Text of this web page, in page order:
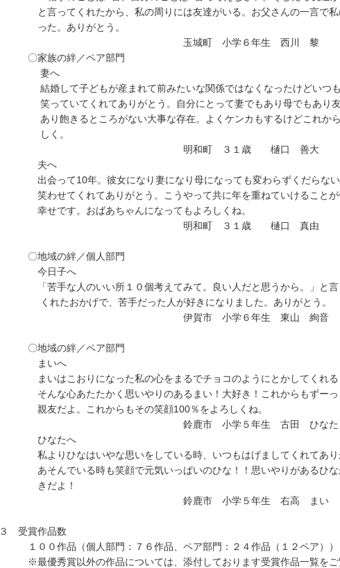
と言ってくれたから、私の周りには友達がいる。お父さんの一言で私
った。ありがとう。
玉城町 小学６年生 西川 黎
〇家族の絆／ペア部門
妻へ
結婚して子どもが産まれて前みたいな関係ではなくなったけどいつ
笑っていてくれてありがとう。自分にとって妻でもあり母でもあり友
あり飽きるところがない大事な存在。よくケンカもするけどこれから
しく。
明和町 ３１歳 樋口 善大
夫へ
出会って10年。彼女になり妻になり母になっても変わらずくだらない
笑わせてくれてありがとう。こうやって共に年を重ねていけることが
幸せです。おばあちゃんになってもよろしくね。
明和町 ３１歳 樋口 真
〇地域の絆／個人部門
今日子へ
「苦手な人のいい所１０個考えてみて。良い人だと思うから。」と言
くれたおかげで、苦手だった人が好きになりました。ありがとう。
伊賀市 小学６年生 東山 絢音
〇地域の絆／ペア部門
まいへ
まいはこおりになった私の心をまるでチョコのようにとかしてくれる
そんな心あたたかく思いやりのあるまい！大好き！これからもずーっ
親友だよ。これからもその笑顔100％をよろしくね。
鈴鹿市 小学５年生 古田 ひな
ひなたへ
私よりひなはいやな思いをしている時、いつもはげましてくれてあり
あそんでいる時も笑顔で元気いっぱいのひな！！思いやりがあるひな
きだよ！
鈴鹿市 小学５年生 右高 まい
３ 受賞作品数
１００作品（個人部門：７６作品、ペア部門：２４作品（１２ペア）
※最優秀賞以外の作品については、添付しております受賞作品一覧をご